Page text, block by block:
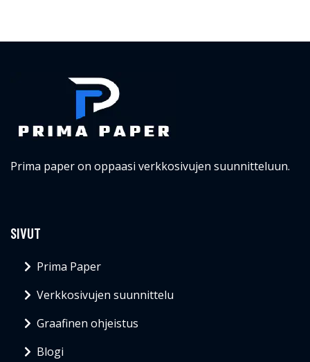
Prima paper on oppaasi verkkosivujen suunnitteluun.
SIVUT
Prima Paper
Verkkosivujen suunnittelu
Graafinen ohjeistus
Blogi